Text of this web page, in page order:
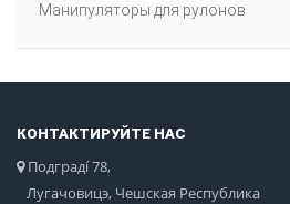
Манипуляторы для рулонов
КОНТАКТИРУЙТЕ НАС
Подградí 78,
Лугачовицэ, Чешская Республика